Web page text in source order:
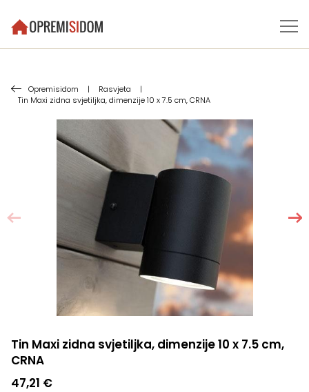
Opremisidom | Rasvjeta
|
Tin Maxi zidna svjetiljka, dimenzije 10 x 7.5 cm, CRNA
Tin Maxi zidna svjetiljka, dimenzije 10 x 7.5 cm,
CRNA
47,21 €